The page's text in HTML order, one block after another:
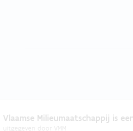
Vlaamse Milieumaatschappij is
uitgegeven door VMM